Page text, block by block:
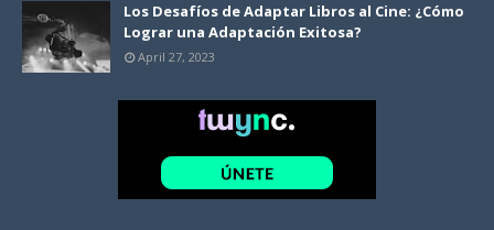
Los Desafíos de Adaptar Libros al Cine: ¿Cómo
Lograr una Adaptación Exitosa?
April 27, 2023